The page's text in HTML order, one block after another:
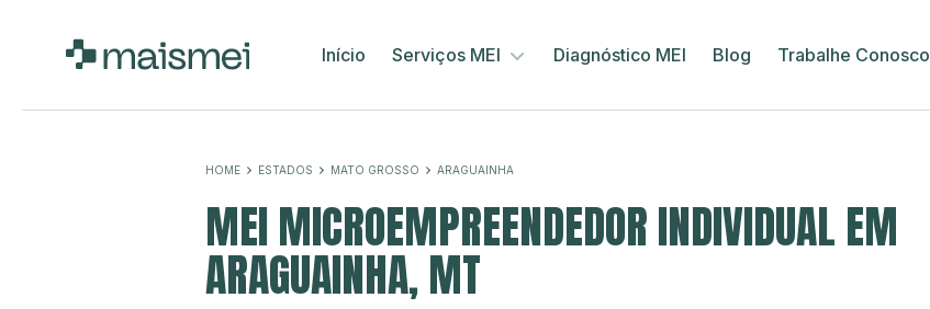
Início Serviços MEI Diagnóstico MEI Blog Trabalhe Conosco
HOME ESTADOS MATO GROSSO ARAGUAINHA
MEI MICROEMPREENDEDOR INDIVIDUAL EM
ARAGUAINHA, MT